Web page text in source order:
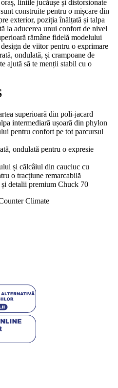
liniile jucăușe și distorsionate
construite pentru o mișcare din
exterior, poziția înălțată și talpa
la aducerea unui confort de nivel
rămâne fidelă modelului
de viitor pentru o exprimare
ondulată, și crampoane de
ajută să te menții stabil cu o
superioară din poli-jacard
intermediară ușoară din phylon
pentru confort pe tot parcursul
ondulată pentru o expresie
și călcâiul din cauciuc cu
o tracțiune remarcabilă
și detalii premium Chuck 70
Climate